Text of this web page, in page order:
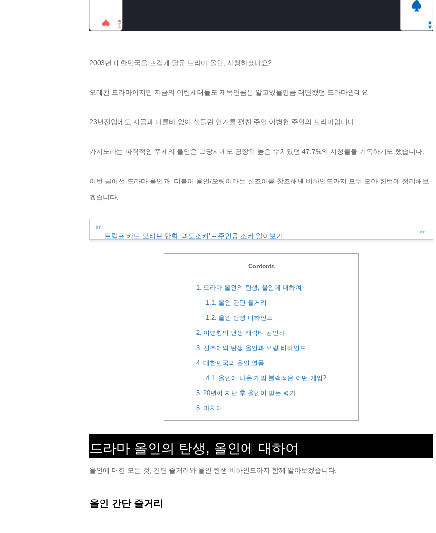
2003년 대한민국을 뜨겁게 달군 드라마 올인, 시청하셨나요?
오래된 드라마이지만 지금의 어린세대들도 제목만큼은 알고있을만큼 대단했던 드라마인데요.
23년전임에도 지금과 다를바 없이 신들린 연기를 펼친 주연 이병헌 주연의 드라마입니다.
카지노라는 파격적인 주제의 올인은 그당시에도 굉장히 높은 수치였던 47.7%의 시청률을 기록하기도 했습니다.
이번 글에선 드라마 올인과 더불어 올인/오링이라는 신조어를 창조해낸 비하인드까지 모두 모아 한번에 정리해보
겠습니다.
트럼프 카드 모티브 만화 ‘괴도조커’ – 주인공 조커 알아보기
Contents
1. 드라마 올인의 탄생, 올인에 대하여
1.1. 올인 간단 줄거리
1.2. 올인 탄생 비하인드
2. 이병헌의 인생 캐릭터 김인하
3. 신조어의 탄생 올인과 오링 비하인드
4. 대한민국의 올인 열풍
4.1. 올인에 나온 게임 블랙잭은 어떤 게임?
5. 20년이 지난 후 올인이 받는 평가
6. 마치며
드라마 올인의 탄생, 올인에 대하여
올인에 대한 모든 것, 간단 줄거리와 올인 탄생 비하인드까지 함께 알아보겠습니다.
올인 간단 줄거리